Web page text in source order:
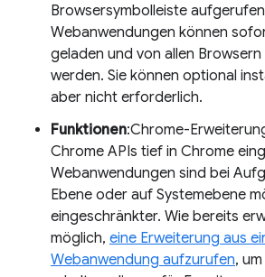
Browsersymbolleiste
Webanwendungen können
geladen und von allen
werden. Sie können optional
aber nicht erforderlich.
Funktionen:Chrome-
Chrome APIs tief in Chrome
Webanwendungen sind bei
Ebene oder auf Systemebene
eingeschränkter. Wie bereits
möglich, eine Erweiterung aus
Webanwendung aufzurufen,